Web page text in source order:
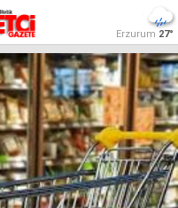
Erzurum 27°